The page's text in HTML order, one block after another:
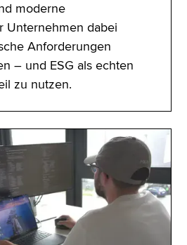
moderne
Unternehmen dabei
Anforderungen
– und ESG als echten
zu nutzen.